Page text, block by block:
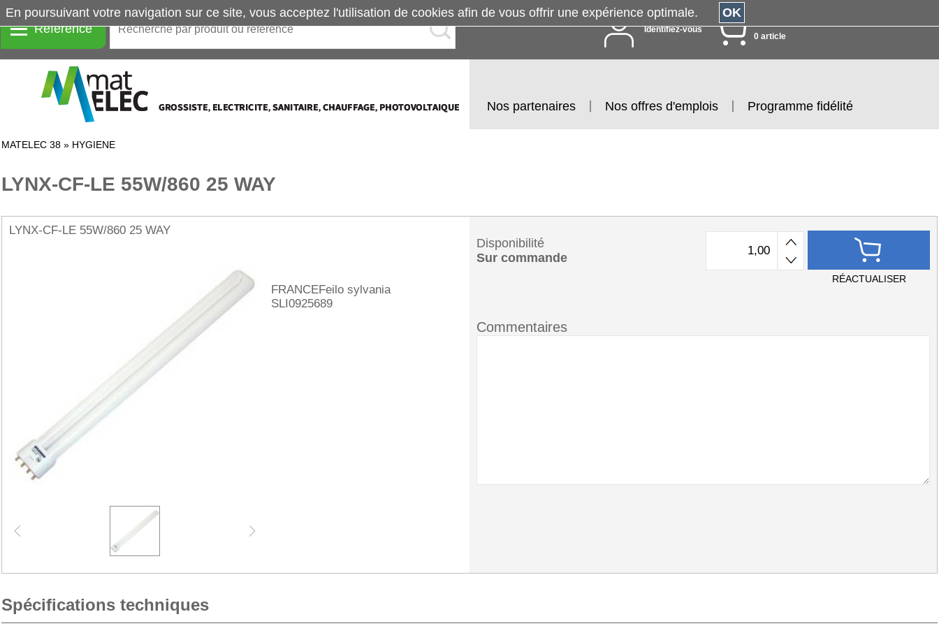
Référence Identifiez-vous
0 article
Nos partenaires Nos offres d'emplois Programme fidélité
MATELEC 38 » HYGIENE
LYNX-CF-LE 55W/860 25 WAY
LYNX-CF-LE 55W/860 25 WAY
FRANCEFeilo sylvania
SLI0925689
Disponibilité
Sur commande
RÉACTUALISER
Commentaires
Spécifications techniques
En poursuivant votre navigation sur ce site, vous acceptez l'utilisation de cookies afin de vous offrir une expérience optimale. OK